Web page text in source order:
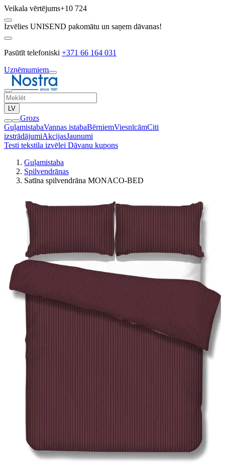
Veikala vērtējums+10 724
Izvēlies UNISEND pakomātu un saņem dāvanas!
Pasūtīt telefoniski +371 66 164 031
Uzņēmumiem
LV
Grozs
GuļamistabaVannas istabaBērniemViesnīcāmCiti
izstrādājumiAkcijasJaunumi
Testi tekstila izvēlei Dāvanu kupons
Guļamistaba
Spilvendrānas
Satīna spilvendrāna MONACO-BED